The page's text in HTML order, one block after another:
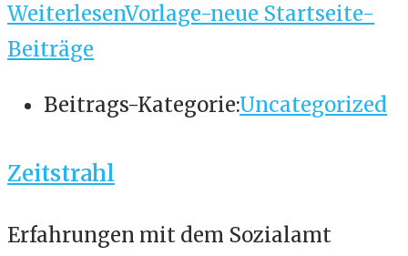
WeiterlesenVorlage-neue Startseite-
Beiträge
Beitrags-Kategorie:Uncategorized
Zeitstrahl
Erfahrungen mit dem Sozialamt